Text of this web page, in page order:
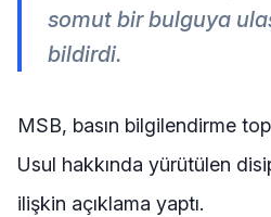
somut bir bulguya
bildirdi.
MSB, basın bilgilendirme
Usul hakkında yürütülen
ilişkin açıklama yaptı.